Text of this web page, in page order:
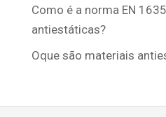
Como é a norma EN
antiestáticas?
Oque são materiais